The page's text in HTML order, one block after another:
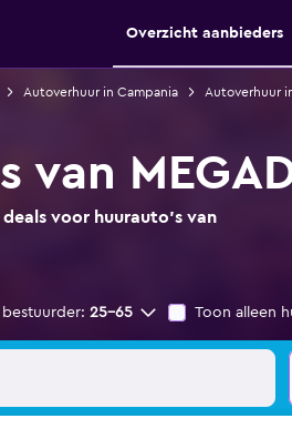
Overzicht aanbieders
Autoverhuur in Campania Autoverhuur
van
voor huurauto's van
bestuurder: 25-65 Toon alleen